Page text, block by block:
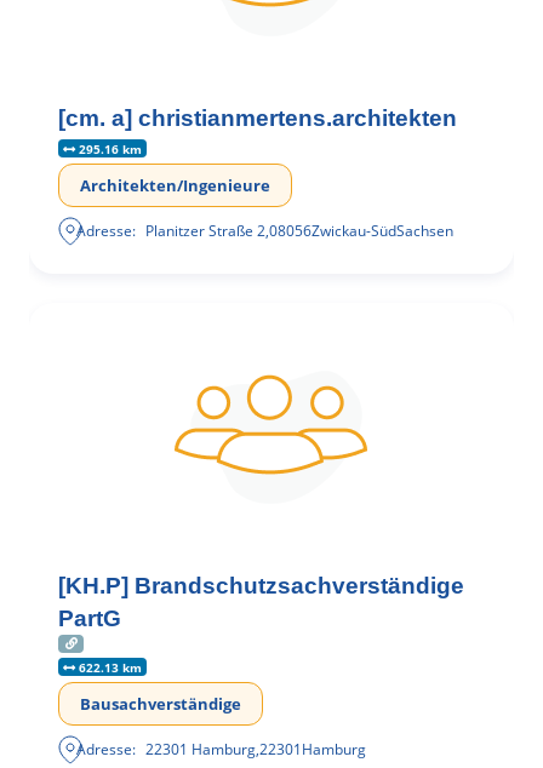
[cm. a] christianmertens.architekten
295.16 km
Architekten/Ingenieure
Adresse: Planitzer Straße 2,08056Zwickau-SüdSachsen
[KH.P] Brandschutzsachverständige
PartG
622.13 km
Bausachverständige
Adresse: 22301 Hamburg,22301Hamburg